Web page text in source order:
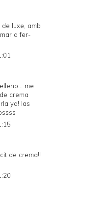
luxe, amb
a fer-
me
crema
ya! las
de crema!!